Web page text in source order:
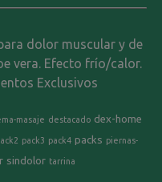
dolor muscular y de
vera. Efecto frío/calor.
Exclusivos
masaje destacado dex-home
pack3 pack4 packs piernas-
sindolor tarrina